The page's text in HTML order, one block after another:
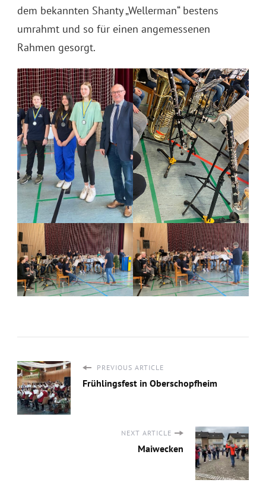
dem bekannten Shanty „Wellerman“ bestens
umrahmt und so für einen angemessenen
Rahmen gesorgt.
PREVIOUS ARTICLE
Frühlingsfest in Oberschopfheim
NEXT ARTICLE
Maiwecken